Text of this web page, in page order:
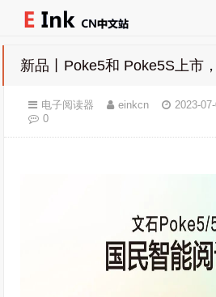
新品丨Poke5和 Poke5S上市
电子阅读器 einkcn 2023-
0